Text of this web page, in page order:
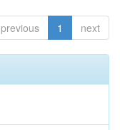
previous 1 next